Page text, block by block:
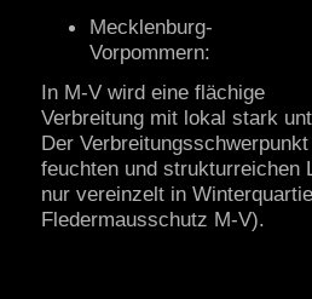
Mecklenburg-
Vorpommern:
In M-V wird eine flächige
Verbreitung mit lokal stark
Der
feuchten und strukturreichen
nur vereinzelt in
Fledermausschutz M-V).